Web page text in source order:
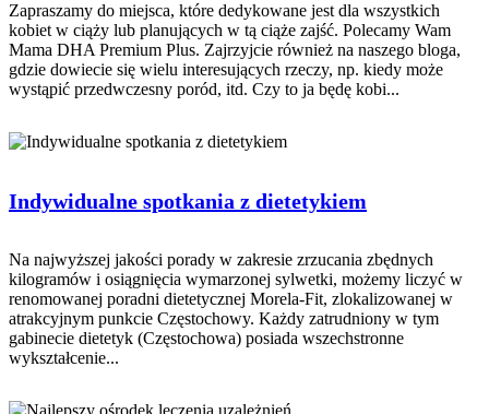
Zapraszamy do miejsca, które dedykowane jest dla wszystkich
kobiet w ciąży lub planujących w tą ciąże zajść. Polecamy Wam
Mama DHA Premium Plus. Zajrzyjcie również na naszego bloga,
gdzie dowiecie się wielu interesujących rzeczy, np. kiedy może
wystąpić przedwczesny poród, itd. Czy to ja będę kobi...
Indywidualne spotkania z dietetykiem
Na najwyższej jakości porady w zakresie zrzucania zbędnych
kilogramów i osiągnięcia wymarzonej sylwetki, możemy liczyć w
renomowanej poradni dietetycznej Morela-Fit, zlokalizowanej w
atrakcyjnym punkcie Częstochowy. Każdy zatrudniony w tym
gabinecie dietetyk (Częstochowa) posiada wszechstronne
wykształcenie...